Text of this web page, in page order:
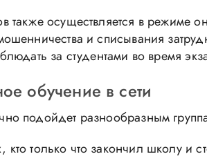
также осуществляется в режиме
и списывания
за студентами во время
обучение в сети
подойдет разнообразным
только что закончил школу и